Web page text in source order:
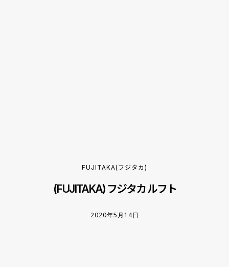
FUJITAKA(フジタカ)
(FUJITAKA) フジタカ ルフト
2020年5月14日